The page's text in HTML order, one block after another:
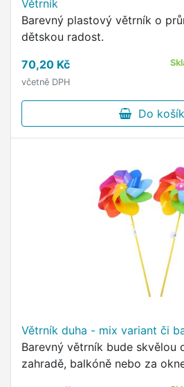
Větrník
Barevný plastový větrník o
dětskou radost.
70,20 Kč
včetně DPH
Do
Větrník duha - mix variant či
Barevný větrník bude skvělou
zahradě, balkóně nebo za